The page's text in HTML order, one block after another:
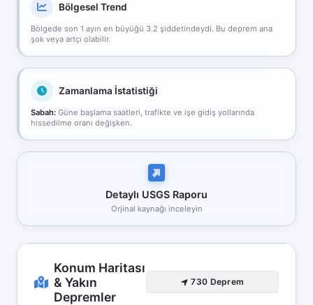
Bölgesel Trend
Bölgede son 1 ayın en büyüğü 3.2 şiddetindeydi. Bu deprem ana
şok veya artçı olabilir.
Zamanlama İstatistiği
Sabah: Güne başlama saatleri, trafikte ve işe gidiş yollarında
hissedilme oranı değişken.
Detaylı USGS Raporu
Orjinal kaynağı inceleyin
Konum Haritası
& Yakın
Depremler
730 Deprem